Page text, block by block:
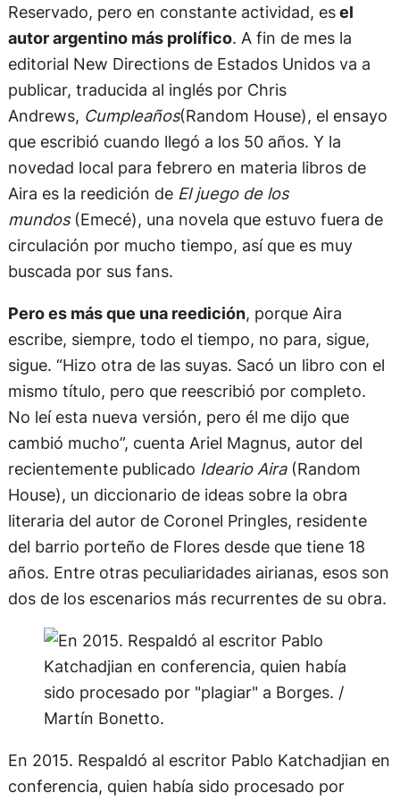
Reservado, pero en constante actividad, esel
autor argentino más prolífico. A fin de mes la
editorial New Directions de Estados Unidos va a
publicar, traducida al inglés por Chris
Andrews, Cumpleaños(Random House), el ensayo
que escribió cuando llegó a los 50 años. Y la
novedad local para febrero en materia libros de
Aira es la reedición deEl juego de los
mundos(Emecé), una novela que estuvo fuera de
circulación por mucho tiempo, así que es muy
buscada por sus fans.
Pero es más que una reedición, porque Aira
escribe, siempre, todo el tiempo, no para, sigue,
sigue. “Hizo otra de las suyas. Sacó un libro con el
mismo título, pero que reescribió por completo.
No leí esta nueva versión, pero él me dijo que
cambió mucho”, cuenta Ariel Magnus, autor del
recientemente publicado Ideario Aira(Random
House), un diccionario de ideas sobre la obra
literaria del autor de Coronel Pringles, residente
del barrio porteño de Flores desde que tiene 18
años. Entre otras peculiaridades airianas, esos son
dos de los escenarios más recurrentes de su obra.
En 2015. Respaldó al escritor Pablo Katchadjian en
conferencia, quien había sido procesado por